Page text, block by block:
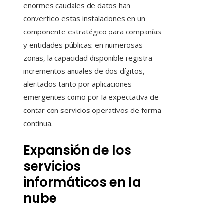
enormes caudales de datos han
convertido estas instalaciones en un
componente estratégico para compañías
y entidades públicas; en numerosas
zonas, la capacidad disponible registra
incrementos anuales de dos dígitos,
alentados tanto por aplicaciones
emergentes como por la expectativa de
contar con servicios operativos de forma
continua.
Expansión de los
servicios
informáticos en la
nube